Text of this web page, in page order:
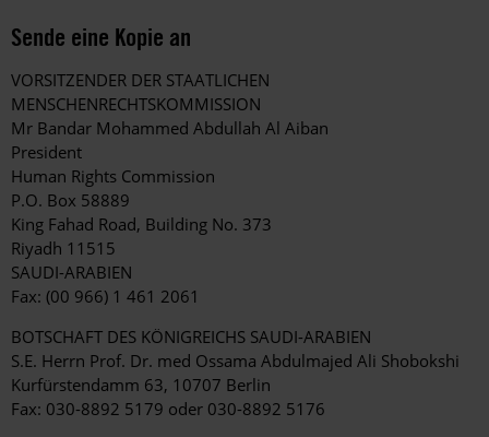
Sende eine Kopie an
VORSITZENDER DER STAATLICHEN
MENSCHENRECHTSKOMMISSION
Mr Bandar Mohammed Abdullah Al Aiban
President
Human Rights Commission
P.O. Box 58889
King Fahad Road, Building No. 373
Riyadh 11515
SAUDI-ARABIEN
Fax: (00 966) 1 461 2061
BOTSCHAFT DES KÖNIGREICHS SAUDI-ARABIEN
S.E. Herrn Prof. Dr. med Ossama Abdulmajed Ali Shobokshi
Kurfürstendamm 63, 10707 Berlin
Fax: 030-8892 5179 oder 030-8892 5176